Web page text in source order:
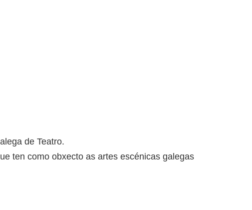
de Teatro.
ten como obxecto as artes escénicas galegas